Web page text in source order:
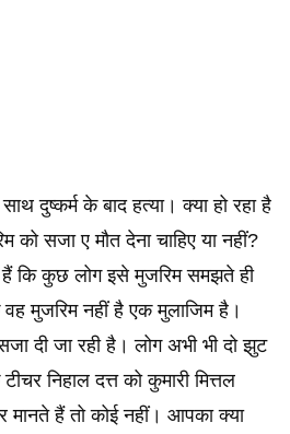
दुष्कर्म के बाद हत्या। क्या हो रहा है
को सजा ए मौत देना चाहिए या नहीं?
कि कुछ लोग इसे मुजरिम समझते ही
मुजरिम नहीं है एक मुलाजिम है।
दी जा रही है। लोग अभी भी दो झुट
निहाल दत्त को कुमारी मित्तल
मानते हैं तो कोई नहीं। आपका क्या